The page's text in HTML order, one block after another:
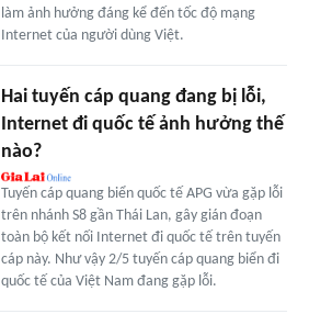
làm ảnh hưởng đáng kể đến tốc độ mạng
Internet của người dùng Việt.
Hai tuyến cáp quang đang bị lỗi,
Internet đi quốc tế ảnh hưởng thế
nào?
Tuyến cáp quang biển quốc tế APG vừa gặp lỗi
trên nhánh S8 gần Thái Lan, gây gián đoạn
toàn bộ kết nối Internet đi quốc tế trên tuyến
cáp này. Như vậy 2/5 tuyến cáp quang biển đi
quốc tế của Việt Nam đang gặp lỗi.